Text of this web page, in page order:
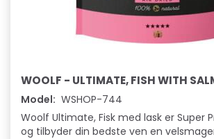
WOOLF - ULTIMATE, FISH WITH
Model: WSHOP-744
Woolf Ultimate, Fisk med lask er Super
og tilbyder din bedste ven en